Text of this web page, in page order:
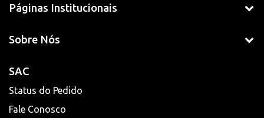
Páginas Institucionais
Sobre Nós
SAC
Status do Pedido
Fale Conosco